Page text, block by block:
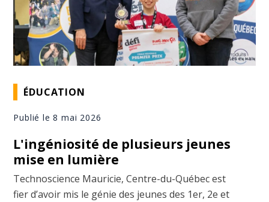
ÉDUCATION
Publié le 8 mai 2026
L'ingéniosité de plusieurs jeunes
mise en lumière
Technoscience Mauricie, Centre-du-Québec est
fier d’avoir mis le génie des jeunes des 1er, 2e et